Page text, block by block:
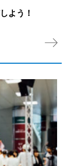
よう！